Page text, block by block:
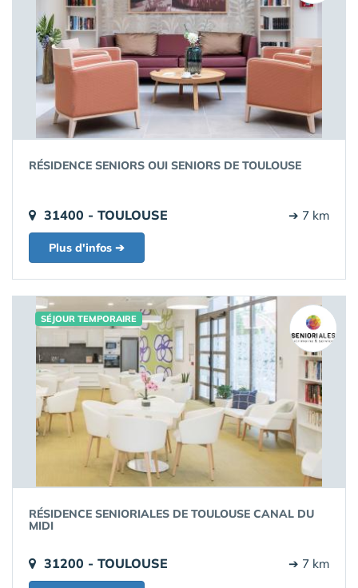
RÉSIDENCE SENIORS OUI SENIORS DE TOULOUSE
31400 - TOULOUSE ➔ 7 km
Plus d'infos ➔
SÉJOUR TEMPORAIRE
RÉSIDENCE SENIORIALES DE TOULOUSE CANAL DU
MIDI
31200 - TOULOUSE ➔ 7 km